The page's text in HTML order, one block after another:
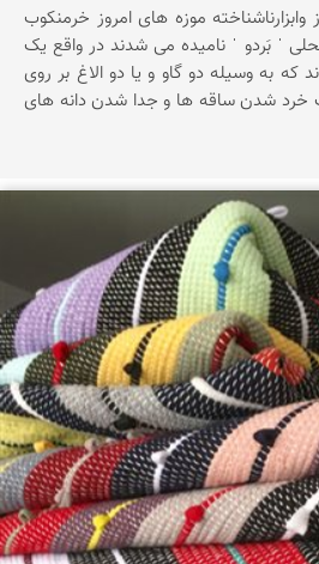
وابزارناشناخته موزه های امروز خرمنکوب
ˈ بَردو ˈ نامیده می شدند در واقع یک
به وسیله دو گاو و یا دو الاغ بر روی
شدن ساقه ها و جدا شدن دانه های